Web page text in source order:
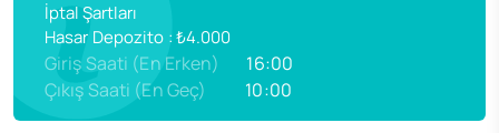
İptal Şartları
Hasar Depozito :₺4.000
Giriş Saati (En Erken)
16:00
Çıkış Saati (En Geç)
10:00